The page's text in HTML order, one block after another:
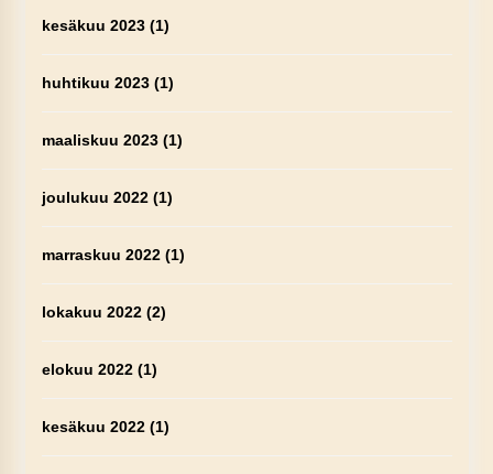
kesäkuu 2023(1)
huhtikuu 2023(1)
maaliskuu 2023(1)
joulukuu 2022(1)
marraskuu 2022(1)
lokakuu 2022(2)
elokuu 2022(1)
kesäkuu 2022(1)